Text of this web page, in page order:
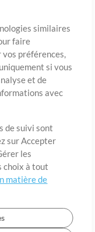
similaires
faire
préférences,
si vous
et de
avec
de suivi sont
sur Accepter
les
choix à tout
matière de